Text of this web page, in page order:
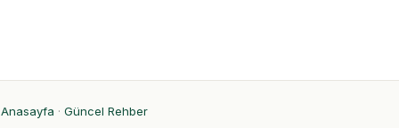
Anasayfa · Güncel Rehber